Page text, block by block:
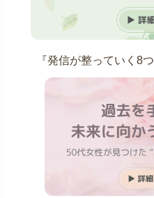
『発信が整っていく8